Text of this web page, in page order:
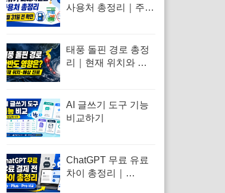
사용처 총정리｜주유
태풍 돌핀 경로 총정
리｜현재 위치와 한
AI 글쓰기 도구 기능
비교하기
ChatGPT 무료 유료
차이 총정리｜